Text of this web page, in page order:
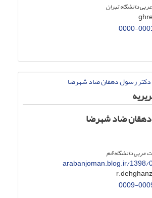
دانشگاه تهران
0000-
ضاد شهرضا
عربی دانشگاه قم
arabanjoman.blog.ir/
0009-